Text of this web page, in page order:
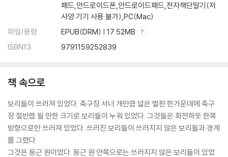
패드,안드로이드폰,안드로이드패드,전자책단말기(저
사양 기기 사용 불가),PC(Mac)
파일/용량
EPUB(DRM) | 17.52MB
ISBN13
9791159252839
책 속으로
보리들이 쓰러져 있었다. 축구장 서너 개만큼 넓은 벌판 한가운데에 축구
장 절반쯤 될 만한 크기로 보리들이 누워 있었다. 그것들은 회전하듯 한쪽
방향으로만 쓰러져 있었다. 쓰러진 보리들이 쓰러지지 않은 보리들과 경계
를 그렸다.
그것은 둥근 원이었다. 둥근 원 안쪽으로는 쓰러지지 않은 보리들이 있었